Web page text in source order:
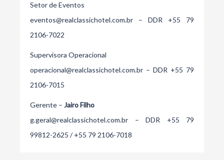
Setor de Eventos
eventos@realclassichotel.com.br – DDR +55 79
2106-7022
Supervisora Operacional
operacional@realclassichotel.com.br – DDR +55 79
2106-7015
Gerente – Jairo Filho
g.geral@realclassichotel.com.br – DDR +55 79
99812-2625 /+55 79 2106-7018